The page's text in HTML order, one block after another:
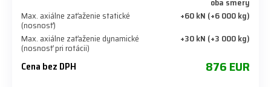
oba smery
Max. axiálne zaťaženie statické
(nosnosť)
+60 kN (+6 000 kg)
Max. axiálne zaťaženie dynamické
(nosnosť pri rotácii)
+30 kN (+3 000 kg)
Cena bez DPH 876 EUR